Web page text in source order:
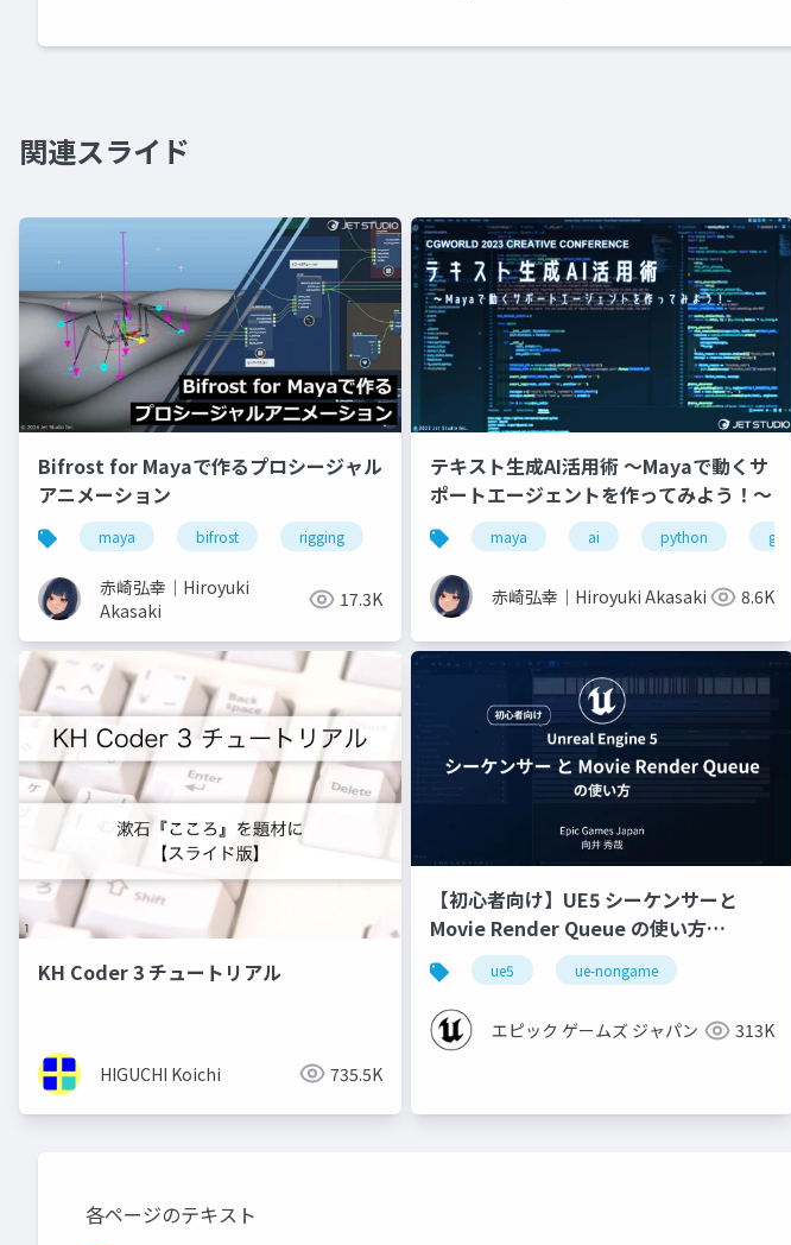
関連スライド
Bifrost for Mayaで作るプロシージャル
アニメーション
maya bifrost rigging animation procedural 3dcg
赤崎弘幸｜Hiroyuki
Akasaki
17.3K
テキスト生成AI活用術 ～Mayaで動くサ
ポートエージェントを作ってみよう！～
maya ai python gpt4
赤崎弘幸｜Hiroyuki Akasaki 8.6K
KH Coder 3 チュートリアル
HIGUCHI Koichi 735.5K
【初心者向け】UE5 シーケンサーと
Movie Render Queue の使い方
【Cinematic Dive 2023】
ue5 ue-nongame
エピック ゲームズ ジャパン 313K
各ページのテキスト